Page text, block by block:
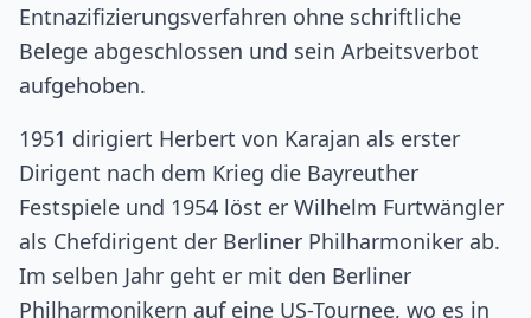
Entnazifizierungsverfahren ohne schriftliche
Belege abgeschlossen und sein Arbeitsverbot
aufgehoben.
1951 dirigiert Herbert von Karajan als erster
Dirigent nach dem Krieg die Bayreuther
Festspiele und 1954 löst er Wilhelm Furtwängler
als Chefdirigent der Berliner Philharmoniker ab.
Im selben Jahr geht er mit den Berliner
Philharmonikern auf eine US-Tournee, wo es in